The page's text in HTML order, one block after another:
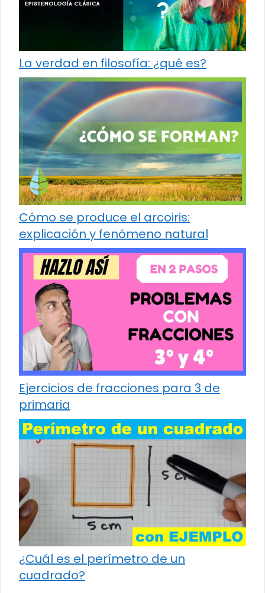
La verdad en filosofía: ¿qué es?
Cómo se produce el arcoiris:
explicación y fenómeno natural
Ejercicios de fracciones para 3 de
primaria
¿Cuál es el perímetro de un
cuadrado?